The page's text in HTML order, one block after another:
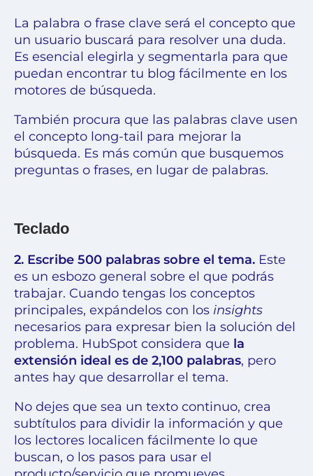
La palabra o frase clave será el concepto que
un usuario buscará para resolver una duda.
Es esencial elegirla y segmentarla para que
puedan encontrar tu blog fácilmente en los
motores de búsqueda.
También procura que las palabras clave usen
el concepto long-tail para mejorar la
búsqueda. Es más común que busquemos
preguntas o frases, en lugar de palabras.
Teclado
2. Escribe 500 palabras sobre el tema. Este
es un esbozo general sobre el que podrás
trabajar. Cuando tengas los conceptos
principales, expándelos con los insights
necesarios para expresar bien la solución del
problema. HubSpot considera que la
extensión ideal es de 2,100 palabras, pero
antes hay que desarrollar el tema.
No dejes que sea un texto continuo, crea
subtítulos para dividir la información y que
los lectores localicen fácilmente lo que
buscan, o los pasos para usar el